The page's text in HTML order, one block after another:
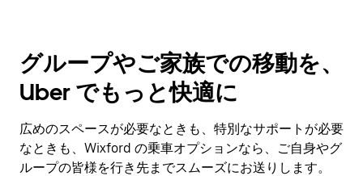
グループやご家族での移動を、
Uber でもっと快適に
広めのスペースが必要なときも、特別なサポートが必要
なときも、Wixford の乗車オプションなら、ご自身やグ
ループの皆様を行き先までスムーズにお送りします。